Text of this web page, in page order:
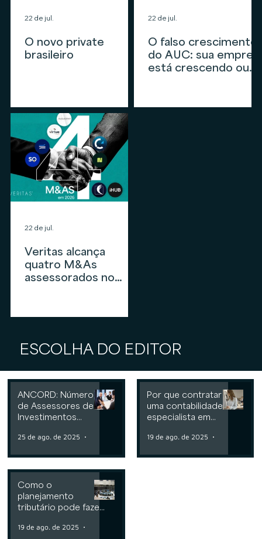
O novo private
brasileiro
22 de jul.
O falso crescimento
do AUC: sua
está crescendo ou
mercado?
22 de jul.
Veritas alcança
quatro M&As
assessorados no
investimentos em
22 de jul.
ESCOLHA DO EDITOR
ANCORD: Número
de Assessores de
Investimentos
últimos 12 meses
25 de ago. de 2025
Por que contratar
uma contabilidade
especialista em
investimentos
19 de ago. de 2025
Como o
planejamento
tributário pode fazer
Consultorias ou
19 de ago. de 2025